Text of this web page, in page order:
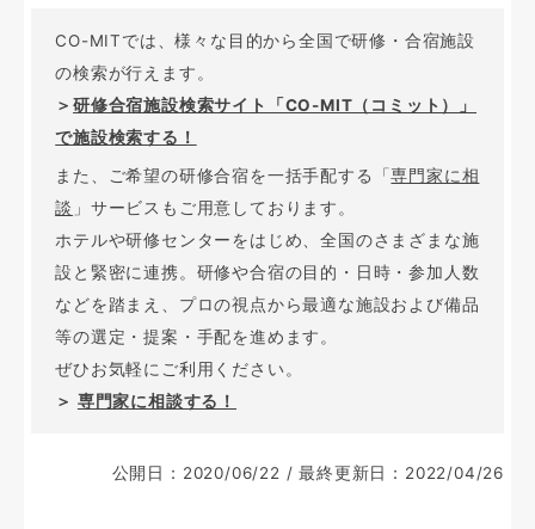
CO-MITでは、様々な目的から全国で研修・合宿施設
の検索が行えます。
＞研修合宿施設検索サイト「CO-MIT（コミット）」
で施設検索する！
また、ご希望の研修合宿を一括手配する「専門家に相
談 」サービスもご用意しております。
ホテルや研修センターをはじめ、全国のさまざまな施
設と緊密に連携。研修や合宿の目的・日時・参加人数
などを踏まえ、プロの視点から最適な施設および備品
等の選定・提案・手配を進めます。
ぜひお気軽にご利用ください。
＞ 専門家に相談する！
公開日：2020/06/22 / 最終更新日：2022/04/26